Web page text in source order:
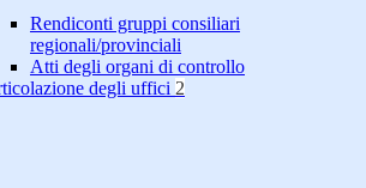
Rendiconti gruppi consiliari
regionali/provinciali
Atti degli organi di controllo
degli uffici 2